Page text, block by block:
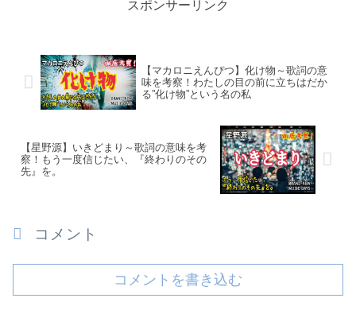
スポンサーリンク
【マカロニえんぴつ】化け物～歌詞の意
味を考察！わたしの目の前に立ちはだか
る”化け物”という名の私
【星野源】いきどまり～歌詞の意味を考
察！もう一度信じたい、『終わりのその
先』を。
コメント
コメントを書き込む